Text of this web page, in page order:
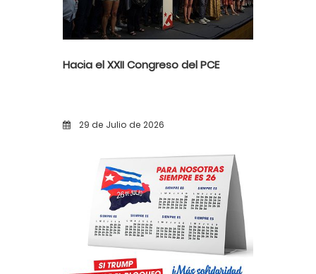
Hacia el XXII Congreso del PCE
29 de Julio de 2026